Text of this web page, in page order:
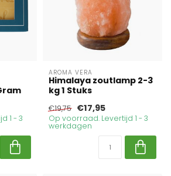
1 - 3
AROMA VERA
Himalaya zoutlamp 2-3
kg 1 Stuks
€19,75 €17,95
Op voorraad. Levertijd 1 - 3
werkdagen